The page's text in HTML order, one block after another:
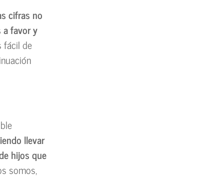
cifras no
favor y
fácil de
llevar
hijos que
somos,